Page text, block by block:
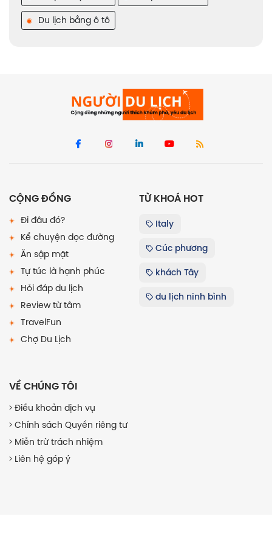
Du lịch bằng ô tô
CỘNG ĐỒNG
Đi đâu đó?
Kể chuyện dọc đường
Ăn sập mặt
Tự túc là hạnh phúc
Hỏi đáp du lịch
Review từ tâm
TravelFun
Chợ Du Lịch
TỪ KHOÁ HOT
Italy
Cúc phương
khách Tây
du lịch ninh bình
VỀ CHÚNG TÔI
Điều khoản dịch vụ
Chính sách Quyền riêng tư
Miễn trừ trách nhiệm
Liên hệ góp ý